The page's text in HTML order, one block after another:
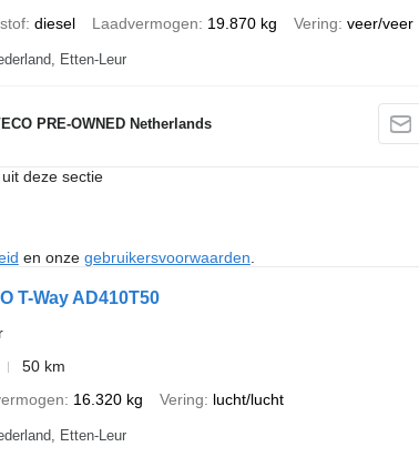
diesel Laadvermogen 19.870 kg Vering veer/veer
Etten-Leur
PRE-OWNED Netherlands
deze sectie
en onze gebruikersvoorwaarden
T-Way AD410T50
50 km
16.320 kg Vering lucht/lucht
Etten-Leur